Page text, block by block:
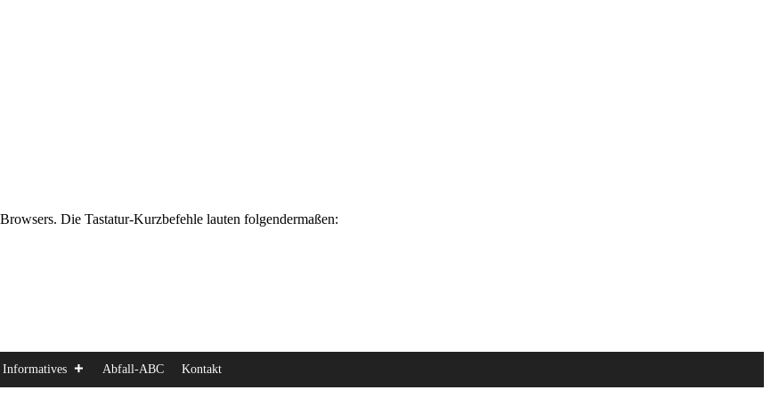
Die Tastatur-Kurzbefehle lauten folgendermaßen:
Informatives Abfall-ABC Kontakt